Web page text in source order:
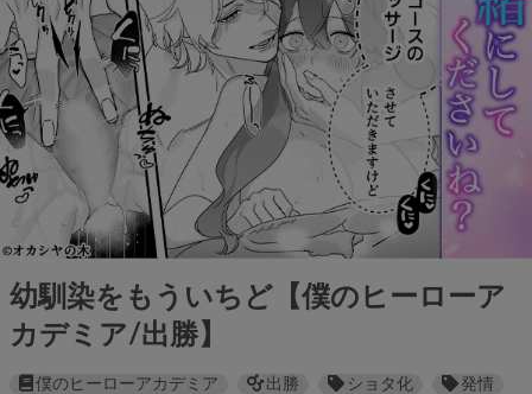
幼馴染をもういちど【僕のヒーローア
カデミア/出勝】
僕のヒーローアカデミア 出勝 ショタ化
発情